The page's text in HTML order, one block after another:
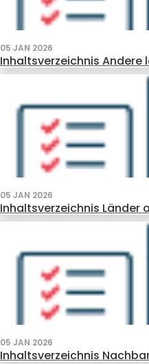
05 JAN 2026
Inhaltsverzeichnis Andere
05 JAN 2026
Inhaltsverzeichnis Länder
05 JAN 2026
Inhaltsverzeichnis